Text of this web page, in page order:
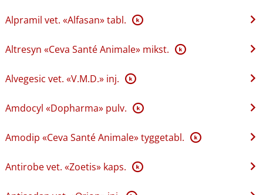
Alpramil vet. «Alfasan» tabl. K
Altresyn «Ceva Santé Animale» mikst. K
Alvegesic vet. «V.M.D.» inj. K
Amdocyl «Dopharma» pulv. K
Amodip «Ceva Santé Animale» tyggetabl. K
Antirobe vet. «Zoetis» kaps. K